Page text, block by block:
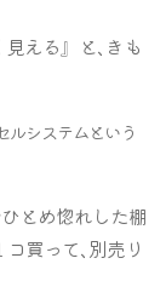
える』と､きも
セルシステムという
とめ惚れした棚
コ買って､別売り